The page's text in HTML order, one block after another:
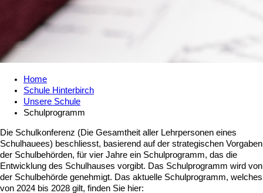
Home
Schule Hinterbirch
Unsere Schule
Schulprogramm
Die Schulkonferenz (Die Gesamtheit aller Lehrpersonen eines
Schulhauees) beschliesst, basierend auf der strategischen Vorgaben
der Schulbehörden, für vier Jahre ein Schulprogramm, das die
Entwicklung des Schulhauses vorgibt. Das Schulprogramm wird von
der Schulbehörde genehmigt. Das aktuelle Schulprogramm, welches
von 2024 bis 2028 gilt, finden Sie hier: